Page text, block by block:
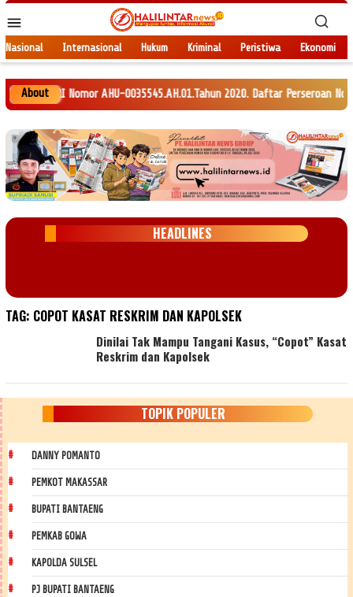
ke
kontenMobile
Nasional Internasional Hukum Kriminal Peristiwa Ekonomi
About
HAM RI Nomor AHU-0035545.AH.01.Tahun 2020. Daftar Perseroan
HEADLINES
TAG: COPOT KASAT RESKRIM DAN KAPOLSEK
Dinilai Tak Mampu Tangani Kasus, “Copot” Kasat
Reskrim dan Kapolsek
TOPIK POPULER
DANNY POMANTO
PEMKOT MAKASSAR
BUPATI BANTAENG
PEMKAB GOWA
KAPOLDA SULSEL
PJ BUPATI BANTAENG